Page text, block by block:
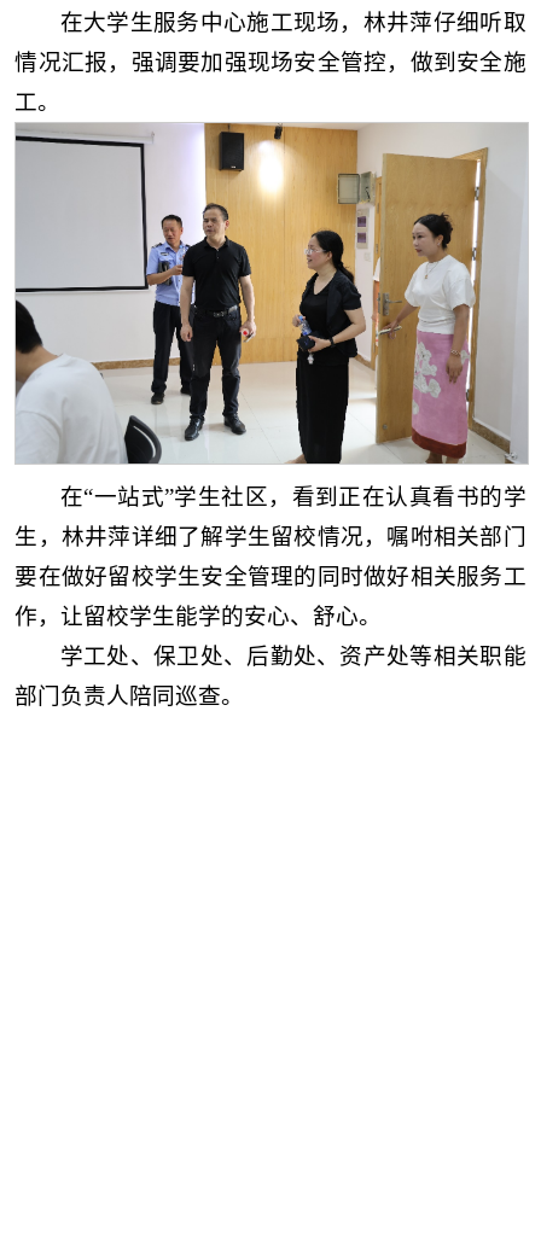
在大学生服务中心施工现场，林井萍仔细听取
情况汇报，强调要加强现场安全管控，做到安全施
工。
在“一站式”学生社区，看到正在认真看书的学
生，林井萍详细了解学生留校情况，嘱咐相关部门
要在做好留校学生安全管理的同时做好相关服务工
作，让留校学生能学的安心、舒心。
学工处、保卫处、后勤处、资产处等相关职能
部门负责人陪同巡查。